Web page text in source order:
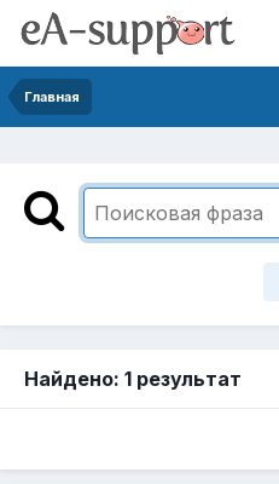
Главная
Найдено: 1 результат